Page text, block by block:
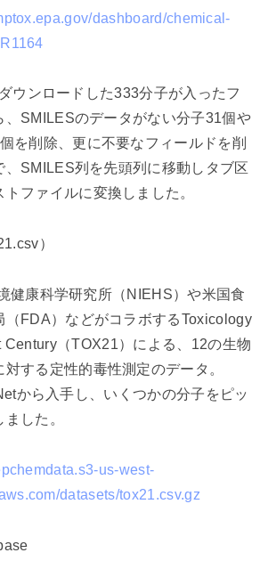
dashboard/chemical-
ウンロードした333分子が入ったフ
SMILESのデータがない分子31個や
個を削除、更に不要なフィールドを削
SMILES列を先頭列に移動しタブ区
ファイルに変換しました。
）
健康科学研究所（ NIEHS）や米国食
（ FDA）などがコラボするToxicology
Century （TOX21）による、 12の生物
対する定性的毒性測定のデータ。
から入手し、いくつかの分子をピッ
した。
us-west-
datasets/tox21.csv.gz